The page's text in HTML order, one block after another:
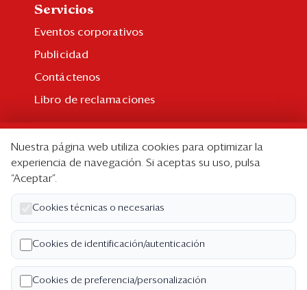
Servicios
Eventos corporativos
Publicidad
Contáctenos
Libro de reclamaciones
Suscripción individual
Paquetes corporativos
Edición Impresa
Nosotros
Quiénes somos
Código de ética
Nuestra página web utiliza cookies para optimizar la
experiencia de navegación. Si aceptas su uso, pulsa
“Aceptar”.
Cookies técnicas o necesarias
Cookies de identificación/autenticación
Cookies de preferencia/personalización